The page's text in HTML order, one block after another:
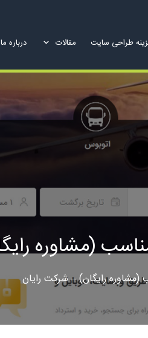
طراحی سایت مقالات درباره ما
(مشاوره
رایگان) – شرکت رایان